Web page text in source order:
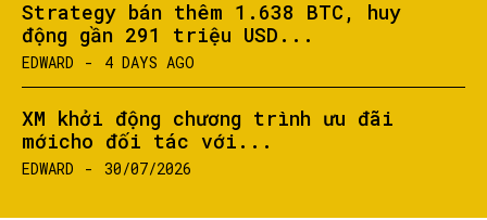
Strategy bán thêm 1.638 BTC, huy
động gần 291 triệu USD...
EDWARD - 4 DAYS AGO
XM khởi động chương trình ưu đãi
mớicho đối tác với...
EDWARD - 30/07/2026